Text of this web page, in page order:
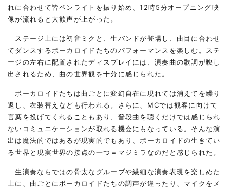
れに合わせて皆ペンライトを振り始め、12時5分オープニング映
像が流れると大歓声が上がった。
ステージ上には初音ミクと、生バンドが登場し、曲目に合わせ
てダンスするボーカロイドたちのパフォーマンスを楽しむ。ステ
ージの左右に配置されたディスプレイには、演奏曲の歌詞が映し
出されるため、曲の世界観を十分に感じられた。
ボーカロイドたちは曲ごとに変幻自在に現れては消えてを繰り
返し、衣装替えなども行われる。さらに、MCでは観客に向けて
言葉を投げてくれることもあり、普段曲を聴くだけでは感じられ
ないコミュニケーションが取れる機会にもなっている。そんな演
出は魔法的ではあるが現実的でもあり、ボーカロイドの生きてい
る世界と現実世界の接点の一つ＝マジミラなのだと感じられた。
生演奏ならではの骨太なグルーブや繊細な演奏表現を楽しめた
上に、曲ごとにボーカロイドたちの調声が違ったり、マイクをメ